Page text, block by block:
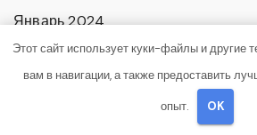
Январь 2024
Этот сайт использует куки-файлы и другие
вам в навигации, а также предоставить
опыт. OK